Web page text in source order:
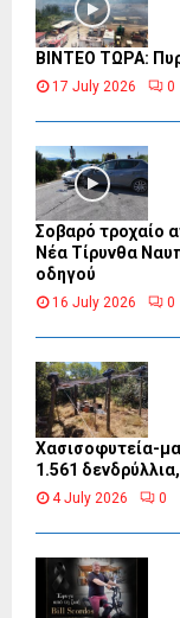
ΒΙΝΤΕΟ ΤΩΡΑ:
17 July 2026 0
Σοβαρό τροχαίο
Νέα Τίρυνθα
οδηγού
16 July 2026 0
Χασισοφυτεία-
1.561
4 July 2026 0